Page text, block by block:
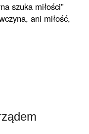
szuka miłości”
ani miłość,